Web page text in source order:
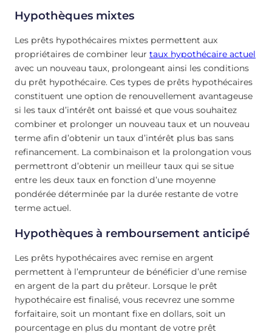
Hypothèques mixtes
Les prêts hypothécaires mixtes permettent aux
propriétaires de combiner leur taux hypothécaire actuel
avec un nouveau taux, prolongeant ainsi les conditions
du prêt hypothécaire. Ces types de prêts hypothécaires
constituent une option de renouvellement avantageuse
si les taux d’intérêt ont baissé et que vous souhaitez
combiner et prolonger un nouveau taux et un nouveau
terme afin d’obtenir un taux d’intérêt plus bas sans
refinancement. La combinaison et la prolongation vous
permettront d’obtenir un meilleur taux qui se situe
entre les deux taux en fonction d’une moyenne
pondérée déterminée par la durée restante de votre
terme actuel.
Hypothèques à remboursement anticipé
Les prêts hypothécaires avec remise en argent
permettent à l’emprunteur de bénéficier d’une remise
en argent de la part du prêteur. Lorsque le prêt
hypothécaire est finalisé, vous recevrez une somme
forfaitaire, soit un montant fixe en dollars, soit un
pourcentage en plus du montant de votre prêt